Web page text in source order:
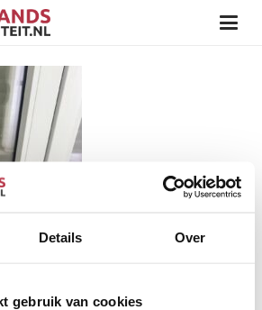
Details Over
gebruik van cookies